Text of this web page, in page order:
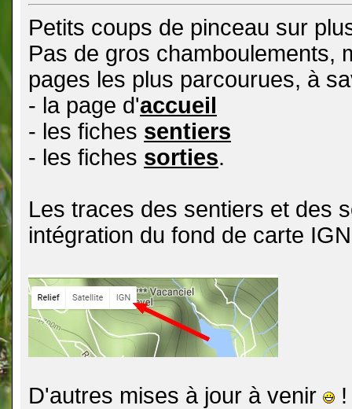
Petits coups de pinceau sur
Pas de gros chamboulements,
pages les plus parcourues, à
- la page d'accueil
- les fiches sentiers
- les fiches sorties.
Les traces des sentiers et des
intégration du fond de carte
D'autres mises à jour à venir !